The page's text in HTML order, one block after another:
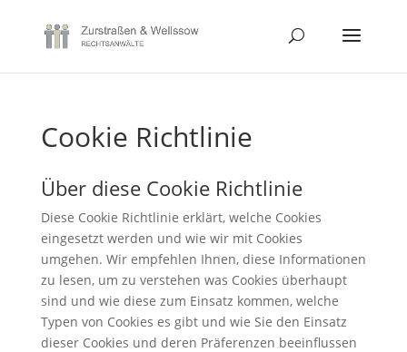
Cookie Richtlinie
Über diese Cookie Richtlinie
Diese Cookie Richtlinie erklärt, welche Cookies
eingesetzt werden und wie wir mit Cookies
umgehen. Wir empfehlen Ihnen, diese Informationen
zu lesen, um zu verstehen was Cookies überhaupt
sind und wie diese zum Einsatz kommen, welche
Typen von Cookies es gibt und wie Sie den Einsatz
dieser Cookies und deren Präferenzen beeinflussen